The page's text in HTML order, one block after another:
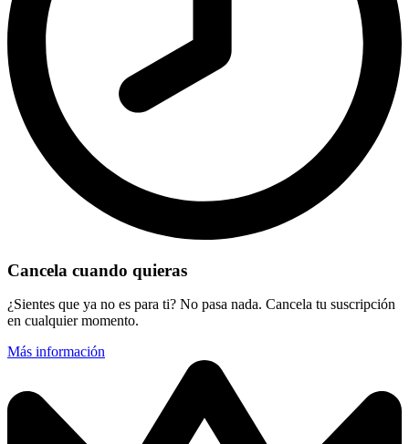
Cancela cuando quieras
¿Sientes que ya no es para ti? No pasa nada. Cancela tu suscripción
en cualquier momento.
Más información